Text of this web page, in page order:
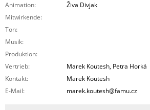
Animation:
Živa Divjak
Mitwirkende:
Ton:
Musik:
Produktion:
Vertrieb:
Marek Koutesh, Petra Horká
Kontakt:
Marek Koutesh
E-Mail:
marek.koutesh@famu.cz